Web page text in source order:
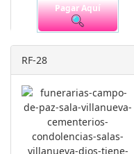
Pagar Aquí
RF-28